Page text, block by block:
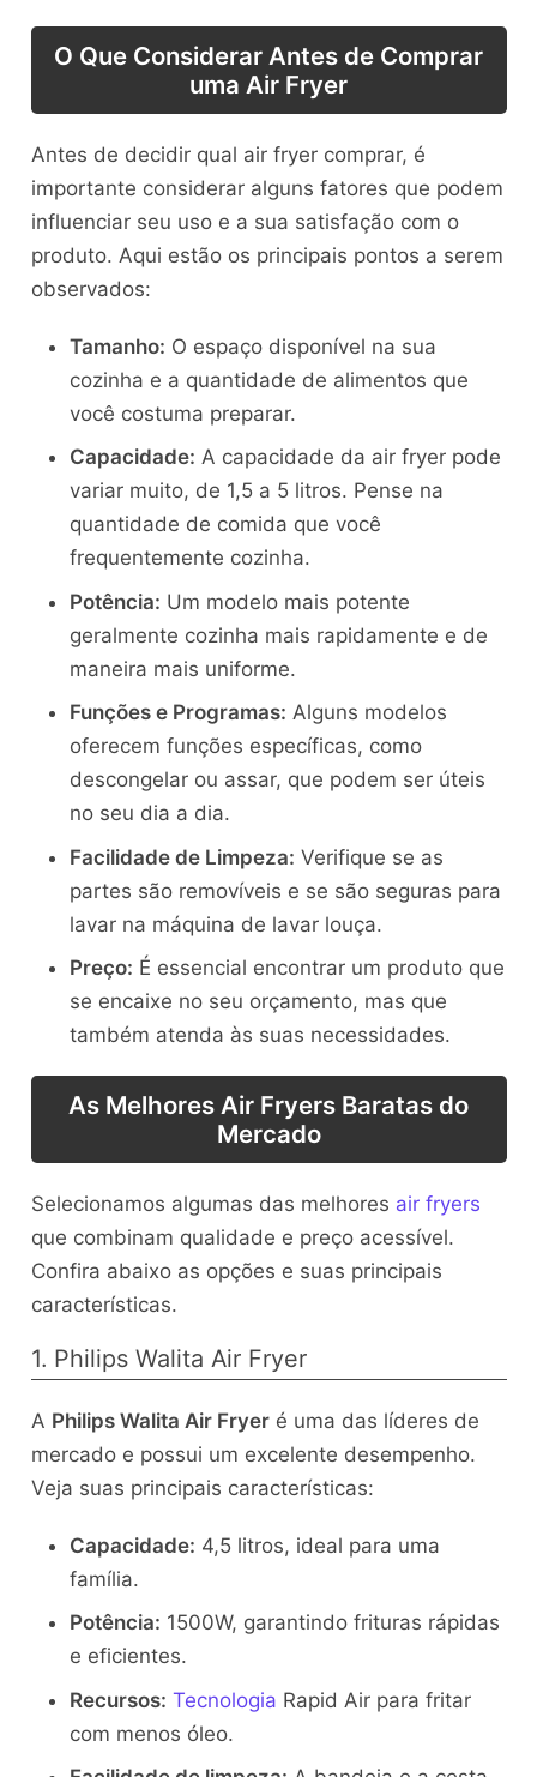
O Que Considerar Antes de Comprar
uma Air Fryer
Antes de decidir qual air fryer comprar, é
importante considerar alguns fatores que podem
influenciar seu uso e a sua satisfação com o
produto. Aqui estão os principais pontos a serem
observados:
Tamanho: O espaço disponível na sua
cozinha e a quantidade de alimentos que
você costuma preparar.
Capacidade: A capacidade da air fryer pode
variar muito, de 1,5 a 5 litros. Pense na
quantidade de comida que você
frequentemente cozinha.
Potência: Um modelo mais potente
geralmente cozinha mais rapidamente e de
maneira mais uniforme.
Funções e Programas: Alguns modelos
oferecem funções específicas, como
descongelar ou assar, que podem ser úteis
no seu dia a dia.
Facilidade de Limpeza: Verifique se as
partes são removíveis e se são seguras para
lavar na máquina de lavar louça.
Preço: É essencial encontrar um produto que
se encaixe no seu orçamento, mas que
também atenda às suas necessidades.
As Melhores Air Fryers Baratas do
Mercado
Selecionamos algumas das melhores air fryers
que combinam qualidade e preço acessível.
Confira abaixo as opções e suas principais
características.
1. Philips Walita Air Fryer
A Philips Walita Air Fryeré uma das líderes de
mercado e possui um excelente desempenho.
Veja suas principais características:
Capacidade: 4,5 litros, ideal para uma
família.
Potência: 1500W, garantindo frituras rápidas
e eficientes.
Recursos: Tecnologia Rapid Air para fritar
com menos óleo.